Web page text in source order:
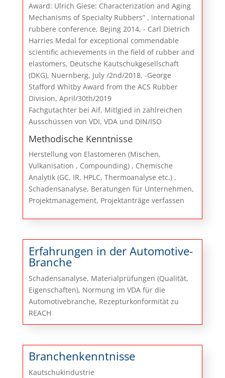
Award: Ulrich Giese: Characterization and Aging
Mechanisms of Specialty ‎Rubbers” , international
rubbere conference, Bejing 2014‎, ‎-‎ Carl Dietrich
Harries Medal for exceptional commendable
scientific achievements in the ‎field of rubber and
elastomers, Deutsche Kautschukgesellschaft
(DKG), Nuernberg, July ‎‎/2nd/2018‎, -‎George
Stafford Whitby Award from the ACS Rubber
Division, April/30th/2019‎
Fachgutachter bei Aif, Mitlgied in zahlreichen
Ausschüssen von VDI, VDA und DIN/ISO
Methodische Kenntnisse
Herstellung von Elastomeren (Mischen,
Vulkanisation , Compounding) , Chemische
Analytik (GC, IR, HPLC, Thermoanalyse etc.) ,
Schadensanalyse, Beratungen für Unternehmen,
Projektmanagement, Projektanträge verfassen
Erfahrungen in der Automotive-
Branche
Schadensanalyse, Materialprüfungen (Qualität,
Eigenschaften), Normung im VDA für die
Automotivebranche, Rezepturkonformität zu
REACH
Branchenkenntnisse
Kautschukindustrie